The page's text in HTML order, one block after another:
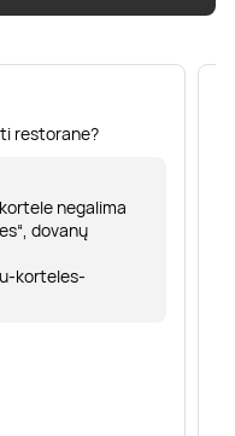
restorane?
negalima
dovanų
korteles-